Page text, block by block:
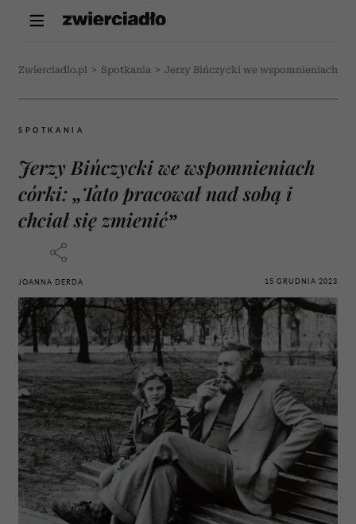
Zwierciadlo.pl > Spotkania > Jerzy Bińczycki we wspomnieniach
SPOTKANIA
Jerzy Bińczycki we wspomnieniach
córki: „Tato pracował nad sobą i
chciał się zmienić”
JOANNA DERDA 15 GRUDNIA 2023